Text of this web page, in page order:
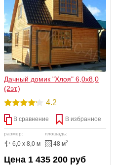
Дачный домик "Хлоя" 6,0х8,0
(2эт.)
4.2
В сравнение В избранное
размер:
6,0 x 8,0 м
площадь:
48 м2
Цена 1 435 200 руб